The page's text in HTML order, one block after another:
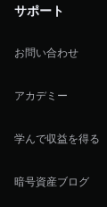
サポート
お問い合わせ
アカデミー
学んで収益を得る
暗号資産ブログ